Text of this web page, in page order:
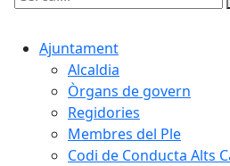
Cercar:
Ajuntament
Alcaldia
Òrgans de govern
Regidories
Membres del Ple
Codi de Conducta Alts